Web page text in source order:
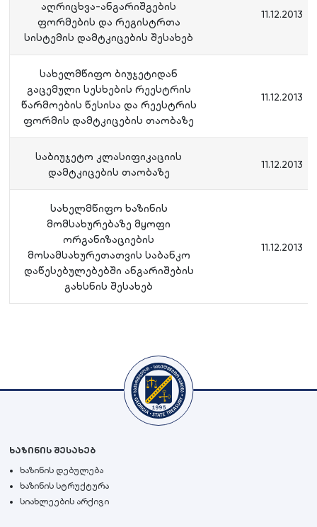
აღრიცხვა-ანგარიშგების
ფორმების და რეგისტრთა
სისტემის დამტკიცების შესახებ
11.12.2013
სახელმწიფო ბიუჯეტიდან
გაცემული სესხების რეესტრის
წარმოების წესისა და რეესტრის
ფორმის დამტკიცების თაობაზე
11.12.2013
საბიუჯეტო კლასიფიკაციის
დამტკიცების თაობაზე
11.12.2013
სახელმწიფო ხაზინის
მომსახურებაზე მყოფი
ორგანიზაციების
მოსამსახურეთათვის საბანკო
დაწესებულებებში ანგარიშების
გახსნის შესახებ
11.12.2013
ხაზინის შესახებ
ხაზინის დებულება
ხაზინის სტრუქტურა
სიახლეების არქივი